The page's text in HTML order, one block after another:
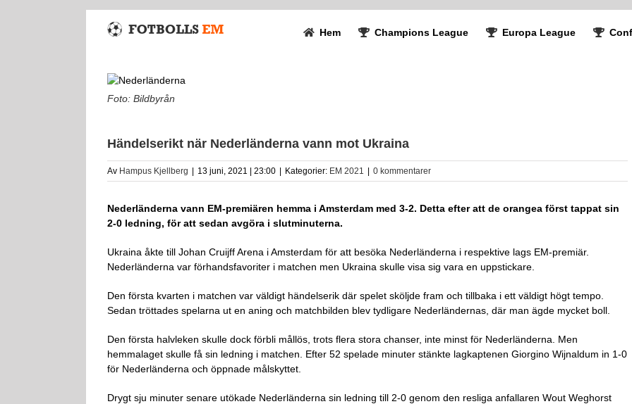
Hem Champions League Europa League
Foto: Bildbyrån
Händelserikt när Nederländerna vann mot Ukraina
Av Hampus Kjellberg 13 juni, 2021 | 23:00 Kategorier: EM 2021 0 kommentarer
Nederländerna vann EM-premiären hemma i Amsterdam med 3-2. Detta efter att de orangea först tappat sin
2-0 ledning, för att sedan avgöra i slutminuterna.
Ukraina åkte till Johan Cruijff Arena i Amsterdam för att besöka Nederländerna i respektive lags EM-premiär.
Nederländerna var förhandsfavoriter i matchen men Ukraina skulle visa sig vara en uppstickare.
Den första kvarten i matchen var väldigt händelserik där spelet sköljde fram och tillbaka i ett väldigt högt tempo.
Sedan tröttades spelarna ut en aning och matchbilden blev tydligare Nederländernas, där man ägde mycket boll.
Den första halvleken skulle dock förbli mållös, trots flera stora chanser, inte minst för Nederländerna. Men
hemmalaget skulle få sin ledning i matchen. Efter 52 spelade minuter stänkte lagkaptenen Giorgino Wijnaldum in 1-0
för Nederländerna och öppnade målskyttet.
Drygt sju minuter senare utökade Nederländerna sin ledning till 2-0 genom den resliga anfallaren Wout Weghorst